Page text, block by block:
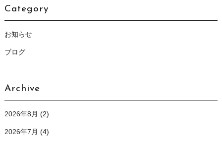
Category
お知らせ
ブログ
Archive
2026年8月 (2)
2026年7月 (4)